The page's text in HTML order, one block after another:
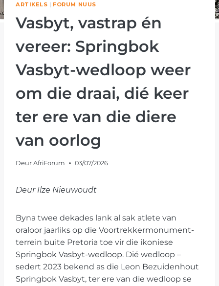
ARTIKELS | FORUM NUUS
Vasbyt, vastrap én
vereer: Springbok
Vasbyt-wedloop weer
om die draai, dié keer
ter ere van die diere
van oorlog
Deur AfriForum 03/07/2026
Deur Ilze Nieuwoudt
Byna twee dekades lank al sak atlete van
oraloor jaarliks op die Voortrekkermonument-
terrein buite Pretoria toe vir die ikoniese
Springbok Vasbyt-wedloop. Dié wedloop –
sedert 2023 bekend as die Leon Bezuidenhout
Springbok Vasbyt, ter ere van die wedloop se